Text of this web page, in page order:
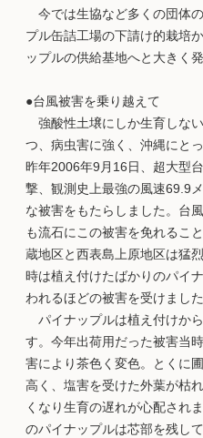
今では生協など多くの団体
プル缶詰工場の下請け的栽培
ップルの供給基地へと大きく
●台風被害を乗り越えて
強酸性土壌にしか生育しな
つ、病虫害に強く、沖縄にと
昨年2006年9月16日、超大型
撃、観測史上最強の風速69.9
な被害をもたらしました。台
も流石にこの被害を免れるこ
蔵地区と西表島上原地区は猛
時は植え付けたばかりのパイ
われるほどの被害を受けました
パイナップルは植え付けか
す。今年出荷用だった被害当
害により茶色く変色。とくに
高く、塩害を受けた外葉が枯
くなり生育の遅れが心配され
のパイナップルは芯部を残し